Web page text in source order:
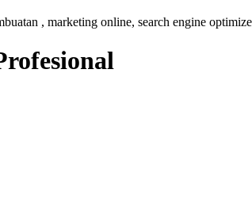
, marketing online, search engine